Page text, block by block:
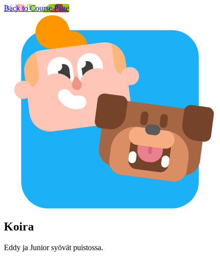
Back to Course Page
Koira
Eddy ja Junior syövät puistossa.